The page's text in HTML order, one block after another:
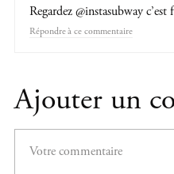
Regardez @instasubway c’est
Répondre
Ajouter un